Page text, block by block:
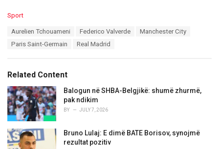
C
i
e
s
:
Sport
Aurelien Tchouameni Federico Valverde
Manchester City
Paris Saint-Germain
Real Madrid
Related Content
Balogun në SHBA-Belgjikë: shumë zhurmë,
pak ndikim
BY JULY 7, 2026
Bruno Lulaj: E dimë BATE Borisov, synojmë
rezultat pozitiv